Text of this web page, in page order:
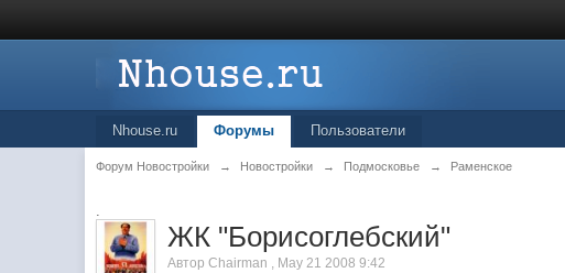
Nhouse.ru Форумы Пользователи
Форум Новостройки → Новостройки → Подмосковье → Раменское
.
ЖК "Борисоглебский"
АвторChairman , May 21 2008 9:42